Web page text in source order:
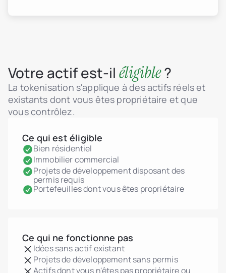
Votre actif est-il éligible?
La tokenisation s'applique à des actifs réels et
existants dont vous êtes propriétaire et que
vous contrôlez.
Ce qui est éligible
Bien résidentiel
Immobilier commercial
Projets de développement disposant des
permis requis
Portefeuilles dont vous êtes propriétaire
Ce qui ne fonctionne pas
Idées sans actif existant
Projets de développement sans permis
Actifs dont vous n'êtes pas propriétaire ou